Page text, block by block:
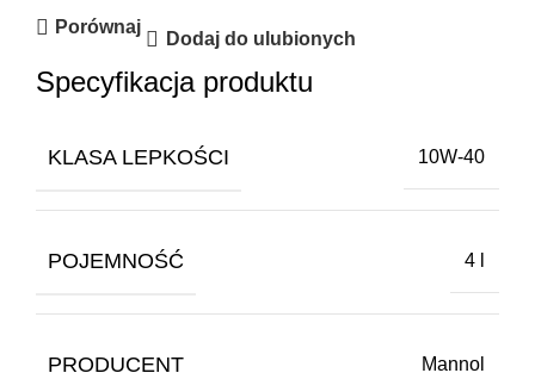
Porównaj
Dodaj do ulubionych
Specyfikacja produktu
KLASA LEPKOŚCI 10W-40
POJEMNOŚĆ 4 l
PRODUCENT Mannol